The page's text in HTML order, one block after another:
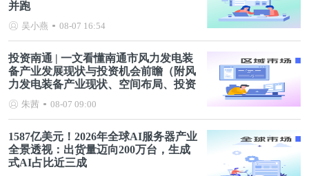
并跑
吴小燕 08-07 16:54
投资南通 | 一文看懂南通市风力发电装
备产业发展现状与投资机会前瞻（附风
力发电装备产业现状、空间布局、投资
机会分析等）
朱茜 08-07 09:00
1587亿美元！2026年全球AI服务器产业
全景透视：出货量迈向200万台，生成
式AI占比近三成